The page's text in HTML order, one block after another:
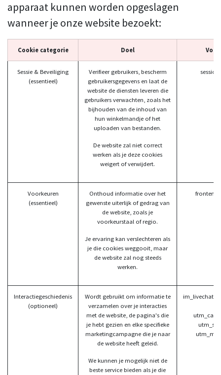
apparaat kunnen worden opgeslagen
wanneer je onze website bezoekt:
Cookie categorie Doel
Sessie & Beveiliging
(essentieel)
Verifieer gebruikers, bescherm
gebruikersgegevens en laat de
website de diensten leveren die
gebruikers verwachten, zoals het
bijhouden van de inhoud van
hun winkelmandje of het
uploaden van bestanden.
De website zal niet correct
werken als je deze cookies
weigert of verwijdert.
Voorkeuren
(essentieel)
Onthoud informatie over het
gewenste uiterlijk of gedrag van
de website, zoals je
voorkeurstaal of regio.
Je ervaring kan verslechteren als
je die cookies weggooit, maar
de website zal nog steeds
werken.
Interactiegeschiedenis
(optioneel)
Wordt gebruikt om informatie te
verzamelen over je interacties
met de website, de pagina's die
je hebt gezien en elke specifieke
marketingcampagne die je naar
de website heeft geleid.
We kunnen je mogelijk niet de
beste service bieden als je die